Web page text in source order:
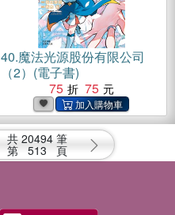
40.魔法光源股份有限公司
（2）(電子書)
75
75
共 20494 筆
第 513 頁